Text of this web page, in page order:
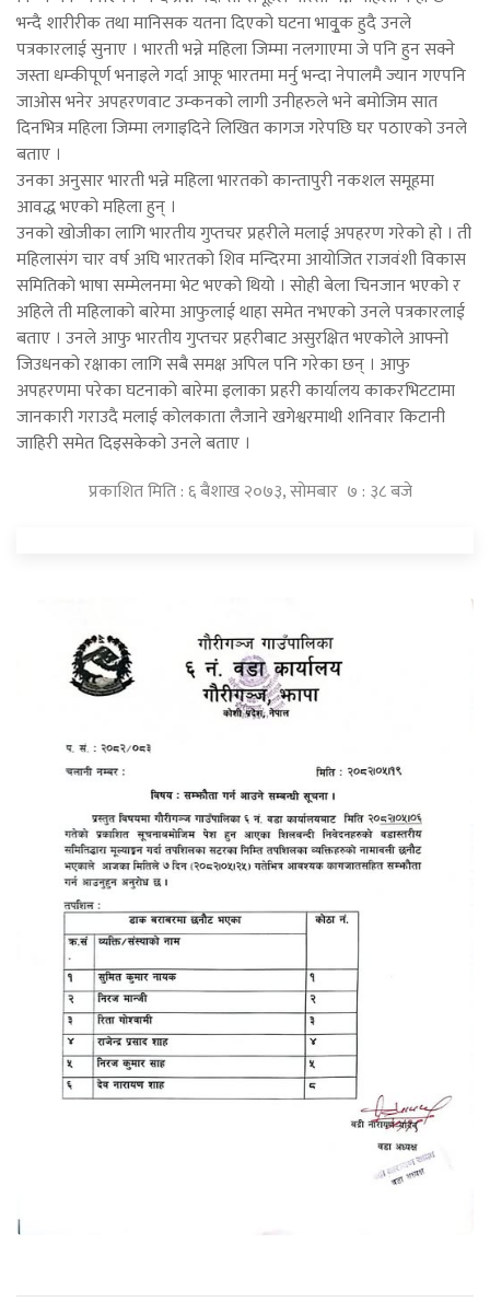
भन्दै शारीरीक तथा मानिसक यतना दिएको घटना भावुृक हुदै उनले
पत्रकारलाई सुनाए । भारती भन्ने महिला जिम्मा नलगाएमा जे पनि हुन सक्ने
जस्ता धम्कीपूर्ण भनाइले गर्दा आफू भारतमा मर्नु भन्दा नेपालमै ज्यान गएपनि
जाओस भनेर अपहरणवाट उम्कनको लागी उनीहरुले भने बमोजिम सात
दिनभित्र महिला जिम्मा लगाइदिने लिखित कागज गरेपछि घर पठाएको उनले
बताए ।
उनका अनुसार भारती भन्ने महिला भारतको कान्तापुरी नकशल समूहमा
आवद्ध भएको महिला हुन् ।
उनको खोजीका लागि भारतीय गुप्तचर प्रहरीले मलाई अपहरण गरेको हो । ती
महिलासंग चार वर्ष अघि भारतको शिव मन्दिरमा आयोजित राजवंशी विकास
समितिको भाषा सम्मेलनमा भेट भएको थियो । सोही बेला चिनजान भएको र
अहिले ती महिलाको बारेमा आफुलाई थाहा समेत नभएको उनले पत्रकारलाई
बताए । उनले आफु भारतीय गुप्तचर प्रहरीबाट असुरक्षित भएकोले आफ्नो
जिउधनको रक्षाका लागि सबै समक्ष अपिल पनि गरेका छन् । आफु
अपहरणमा परेका घटनाको बारेमा इलाका प्रहरी कार्यालय काकरभिटटामा
जानकारी गराउदै मलाई कोलकाता लैजाने खगेश्वरमाथी शनिवार किटानी
जाहिरी समेत दिइसकेको उनले बताए ।
प्रकाशित मिति : ६ बैशाख २०७३, सोमबार ७ : ३८ बजे